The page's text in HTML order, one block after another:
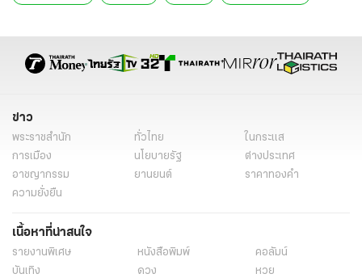
ข่าว
พระราชสำนัก ทั่วไทย
ในกระแส
การเมือง
นโยบายรัฐ
ต่างประเทศ
อาชญากรรม
ยานยนต์
ราคาทองคำ
ความยั่งยืน
เนื้อหาที่น่าสนใจ
รายงานพิเศษ หนังสือพิมพ์
คอลัมน์
บันเทิง
ดวง
หวย